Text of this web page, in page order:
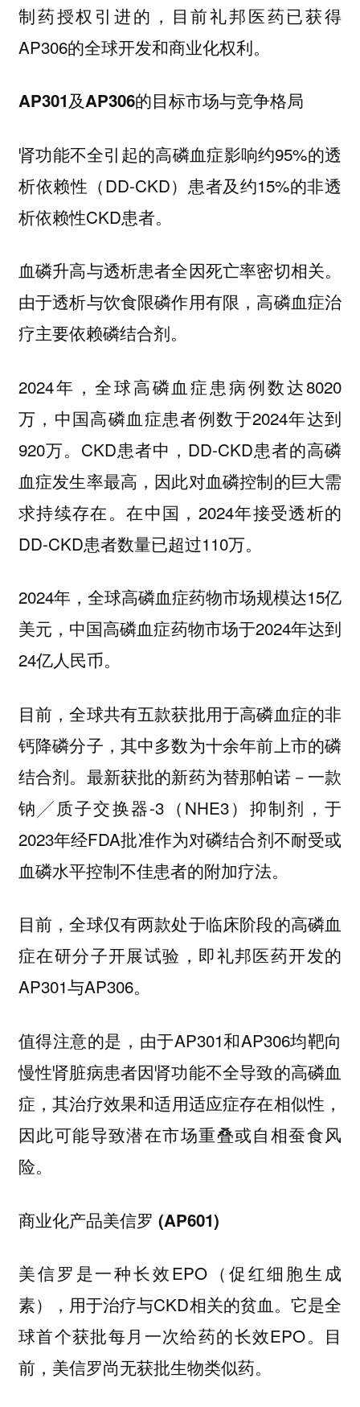
制药授权引进的 ，目前礼邦医药已获得
AP306的全球开发和商业化权利。
AP301及AP306的目标市场与竞争格局
肾功能不全引起的高磷血症影响约95%的透
析依赖性（DD-CKD）患者及约15%的非透
析依赖性CKD患者。
血磷升高与透析患者全因死亡率密切相关。
由于透析与饮食限磷作用有限，高磷血症治
疗主要依赖磷结合剂。
2024年，全球高磷血症患病例数达8020
万，中国高磷血症患者例数于2024年达到
920万。CKD患者中，DD-CKD患者的高磷
血症发生率最高，因此对血磷控制的巨大需
求持续存在。在中国，2024年接受透析的
DD-CKD患者数量已超过110万。
2024年，全球高磷血症药物市场规模达15亿
美元，中国高磷血症药物市场于2024年达到
24亿人民币。
目前，全球共有五款获批用于高磷血症的非
钙降磷分子，其中多数为十余年前上市的磷
结合剂。最新获批的新药为替那帕诺－一款
钠╱质子交换器-3（NHE3）抑制剂，于
2023年经FDA批准作为对磷结合剂不耐受或
血磷水平控制不佳患者的附加疗法。
目前，全球仅有两款处于临床阶段的高磷血
症在研分子开展试验，即礼邦医药开发的
AP301与AP306。
值得注意的是，由于AP301和AP306均靶向
慢性肾脏病患者因肾功能不全导致的高磷血
症，其治疗效果和适用适应症存在相似性，
因此可能导致潜在市场重叠或自相蚕食风
险。
商业化产品美信罗 (AP601)
美信罗是一种长效EPO（促红细胞生成
素），用于治疗与CKD相关的贫血。它是全
球首个获批每月一次给药的长效EPO。目
前，美信罗尚无获批生物类似药。